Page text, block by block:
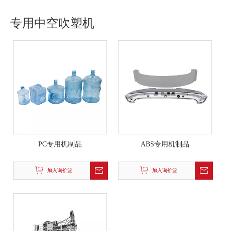
专用中空吹塑机
PC专用机制品
加入询价篮
ABS专用机制品
加入询价篮